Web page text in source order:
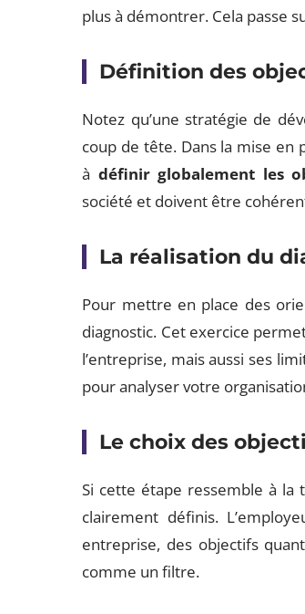
plus à démontrer. Cela passe
Définition des
Notez qu’une stratégie de
coup de tête. Dans la mise en
à définir globalement les
société et doivent être
La réalisation du
Pour mettre en place des
diagnostic. Cet exercice
l’entreprise, mais aussi ses
pour analyser votre
Le choix des
Si cette étape ressemble à la
clairement définis.
entreprise, des objectifs
comme un filtre.